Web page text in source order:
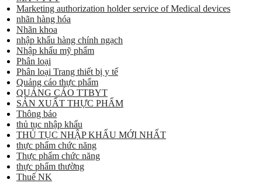
Marketing authorization holder service of Medical devices
nhãn hàng hóa
Nhãn khoa
nhập khẩu hàng chính ngạch
Nhập khẩu mỹ phẩm
Phân loại
Phân loại Trang thiết bị y tế
Quảng cáo thực phẩm
QUẢNG CÁO TTBYT
SẢN XUẤT THỰC PHẨM
Thông báo
thủ tục nhập khẩu
THỦ TỤC NHẬP KHẨU MỚI NHẤT
thực phẩm chức năng
Thực phẩm chức năng
thực phẩm thường
Thuế NK